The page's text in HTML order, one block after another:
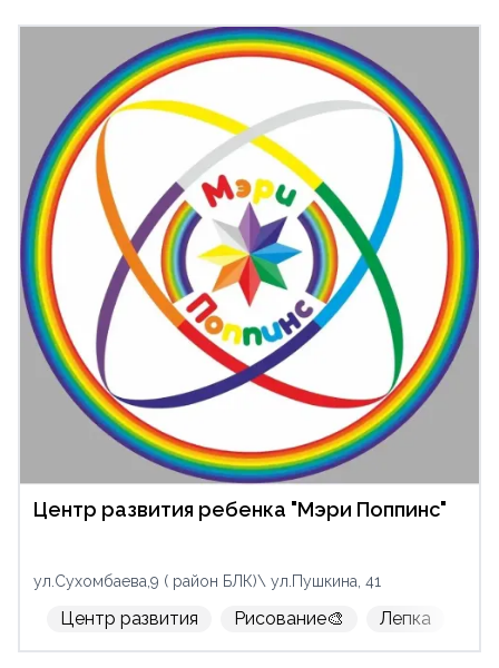
Центр развития ребенка "Мэри Поппинс"
ул.Сухомбаева,9 ( район БЛК)\ ул.Пушкина, 41
Центр развития Рисование🎨 Лепка